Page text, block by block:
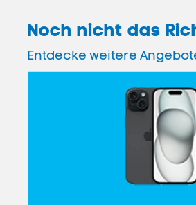
Noch nicht das
Entdecke weitere